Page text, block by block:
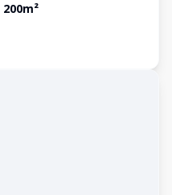
200m²